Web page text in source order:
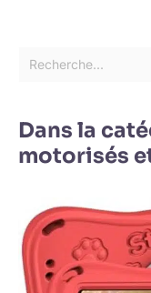
Dans la
motorisés